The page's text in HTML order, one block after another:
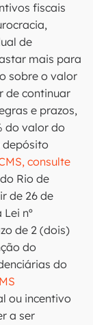
fiscais
de
mais para
sobre o valor
de continuar
e prazos,
do valor do
depósito
consulte
Rio de
de 26 de
nº
de 2 (dois)
do
do
ou incentivo
a ser